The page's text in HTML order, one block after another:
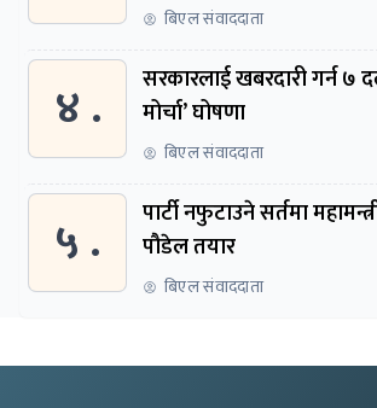
बिएल संवाददाता
४ .
सरकारलाई खबरदारी गर्न ७ दलीय ‘अग्रगामी
मोर्चा’ घोषणा
बिएल संवाददाता
५ .
पार्टी नफुटाउने सर्तमा
पौडेल तयार
बिएल संवाददाता